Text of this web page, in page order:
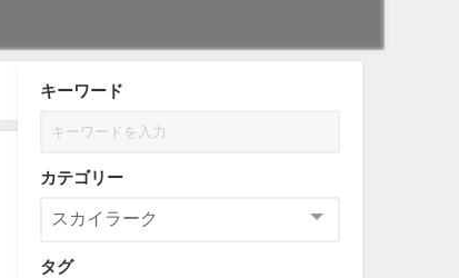
キーワード
カテゴリー
タグ